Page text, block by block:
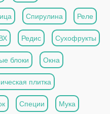
Спирулина Реле
Редис Сухофрукты
блоки Окна
плитка
Специи Мука